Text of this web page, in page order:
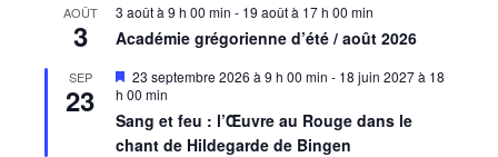
AOÛT
3
3 août à 9 h 00 min - 19 août à 17 h 00 min
Académie grégorienne d’été / août 2026
SEP
23
Mis
en
23 septembre 2026 à 9 h 00 min - 18 juin 2027 à 18
h 00 min
Sang et feu : l’Œuvre au Rouge dans le
chant de Hildegarde de Bingen